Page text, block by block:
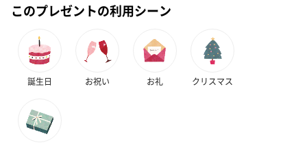
ディット（712円）
（704円）
おつまみ・その他
お酒にぴったりのおつまみ・サプリを同梱してお届けいたしま
このプレゼントの利用シーン
誕生日 お祝い お礼 クリスマス